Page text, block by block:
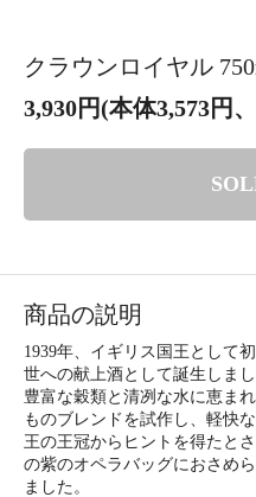
クラウンロイヤル
3,930円(本体3,573円
商品の説明
1939年、イギリス国王として
世への献上酒として誕生しまし
豊富な穀類と清冽な水に恵ま
ものブレンドを試作し、軽快
王の王冠からヒントを得たと
の紫のオペラバッグにおさめ
ました。